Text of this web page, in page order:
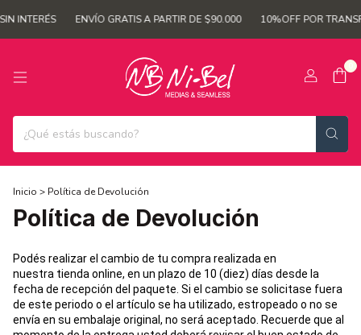
INTERÉS ENVÍO GRATIS A PARTIR DE $90.000 10%OFF POR
Inicio > Política de Devolución
Política de Devolución
Podés realizar el cambio de tu compra realizada en
nuestra tienda online, en un plazo de 10 (diez) días desde la
fecha de recepción del paquete. Si el cambio se solicitase fuera
de este periodo o el artículo se ha utilizado, estropeado o no se
envía en su embalaje original, no será aceptado. Recuerde que al